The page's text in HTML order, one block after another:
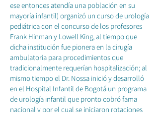
ese entonces atendía una población en su
mayoría infantil) organizó un curso de urología
pediátrica con el concurso de los profesores
Frank Hinman y Lowell King, al tiempo que
dicha institución fue pionera en la cirugía
ambulatoria para procedimientos que
tradicionalmente requerían hospitalización; al
mismo tiempo el Dr. Nossa inició y desarrolló
en el Hospital Infantil de Bogotá un programa
de urología infantil que pronto cobró fama
nacional y por el cual se iniciaron rotaciones